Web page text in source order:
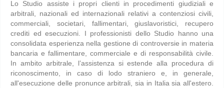
Lo Studio assiste i propri clienti in procedimenti giudiziali e
arbitrali, nazionali ed internazionali relativi a contenziosi civili,
commerciali, societari, fallimentari, giuslavoristici, recupero
crediti ed esecuzioni. I professionisti dello Studio hanno una
consolidata esperienza nella gestione di controversie in materia
bancaria e fallimentare, commerciale e di responsabilità civile.
In ambito arbitrale, l’assistenza si estende alla procedura di
riconoscimento, in caso di lodo straniero e, in generale,
all'esecuzione delle pronunce arbitrali, sia in Italia sia all'estero.